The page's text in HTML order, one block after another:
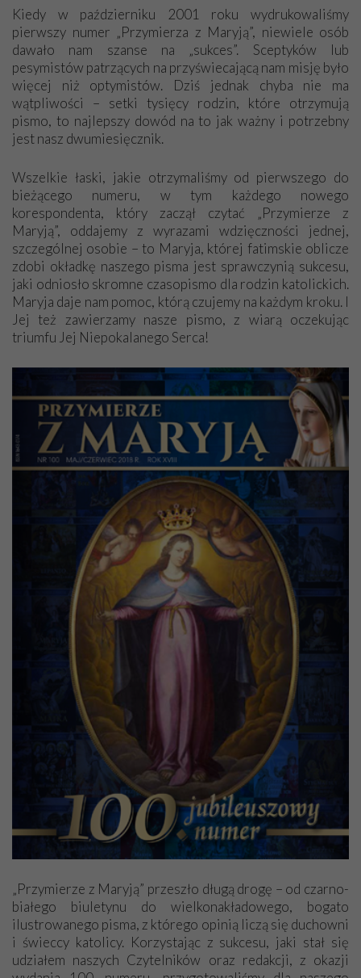
Kiedy w październiku 2001 roku wydrukowaliśmy
pierwszy numer „Przymierza z Maryją”, niewiele osób
dawało nam szanse na „sukces”. Sceptyków lub
pesymistów patrzących na przyświecającą nam misję było
więcej niż optymistów. Dziś jednak chyba nie ma
wątpliwości – setki tysięcy rodzin, które otrzymują
pismo, to najlepszy dowód na to jak ważny i potrzebny
jest nasz dwumiesięcznik.
Wszelkie łaski, jakie otrzymaliśmy od pierwszego do
bieżącego numeru, w tym każdego nowego
korespondenta, który zaczął czytać „Przymierze z
Maryją”, oddajemy z wyrazami wdzięczności jednej,
szczególnej osobie – to Maryja, której fatimskie oblicze
zdobi okładkę naszego pisma jest sprawczynią sukcesu,
jaki odniosło skromne czasopismo dla rodzin katolickich.
Maryja daje nam pomoc, którą czujemy na każdym kroku. I
Jej też zawierzamy nasze pismo, z wiarą oczekując
triumfu Jej Niepokalanego Serca!
„Przymierze z Maryją” przeszło długą drogę – od czarno-
białego biuletynu do wielkonakładowego, bogato
ilustrowanego pisma, z którego opinią liczą się duchowni
i świeccy katolicy. Korzystając z sukcesu, jaki stał się
udziałem naszych Czytelników oraz redakcji, z okazji